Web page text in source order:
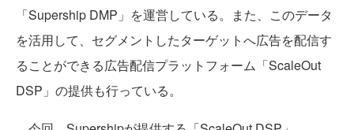
「Supership DMP」を運営している。また、このデータ
を活用して、セグメントしたターゲットへ広告を配信す
ることができる広告配信プラットフォーム「ScaleOut
DSP」の提供も行っている。